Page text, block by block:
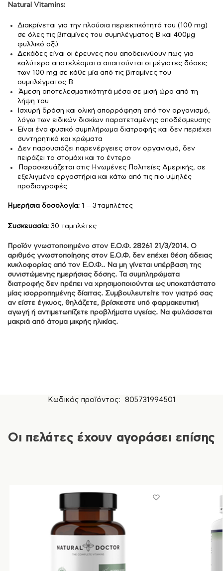
Natural Vitamins:
Διακρίνεται για την πλούσια περιεκτικότητά του (100 mg)
σε όλες τις βιταμίνες του συμπλέγματος Β και 400μg
φυλλικό οξύ
Δεκάδες είναι οι έρευνες που αποδεικνύουν πως για
καλύτερα αποτελέσματα απαιτούνται οι μέγιστες δόσεις
των 100 mg σε κάθε μία από τις βιταμίνες του
συμπλέγματος Β
Άμεση αποτελεσματικότητά μέσα σε μισή ώρα από τη
λήψη του
Ισχυρή δράση και ολική απορρόφηση από τον οργανισμό,
λόγω των ειδικών δισκίων παρατεταμένης αποδέσμευσης
Είναι ένα φυσικό συμπλήρωμα διατροφής και δεν περιέχει
συντηρητικά και χρώματα
Δεν παρουσιάζει παρενέργειες στον οργανισμό, δεν
πειράζει το στομάχι και το έντερο
Παρασκευάζεται στις Ηνωμένες Πολιτείες Αμερικής, σε
εξελιγμένα εργαστήρια και κάτω από τις πιο υψηλές
προδιαγραφές
Ημερήσια δοσολογία: 1 – 3 ταμπλέτες
Συσκευασία: 30 ταμπλέτες
Προϊόν γνωστοποιημένο στον Ε.Ο.Φ. 28261 21/3/2014. Ο
αριθμός γνωστοποίησης στον Ε.Ο.Φ. δεν επέχει θέση άδειας
κυκλοφορίας από τον Ε.Ο.Φ.. Να μη γίνεται υπέρβαση της
συνιστώμενης ημερήσιας δόσης. Τα συμπληρώματα
διατροφής δεν πρέπει να χρησιμοποιούνται ως υποκατάστατο
μίας ισορροπημένης δίαιτας. Συμβουλευτείτε τον γιατρό σας
αν είστε έγκυος, θηλάζετε, βρίσκεστε υπό φαρμακευτική
αγωγή ή αντιμετωπίζετε προβλήματα υγείας. Να φυλάσσεται
μακριά από άτομα μικρής ηλικίας.
Κωδικός προϊόντος: 805731994501
Οι πελάτες έχουν αγοράσει επίσης